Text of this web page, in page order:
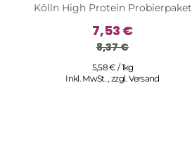
Kölln High Protein Probierpaket
7,53 €
8,37 €
5,58 € / 1kg
Inkl. MwSt. ,zzgl.Versand